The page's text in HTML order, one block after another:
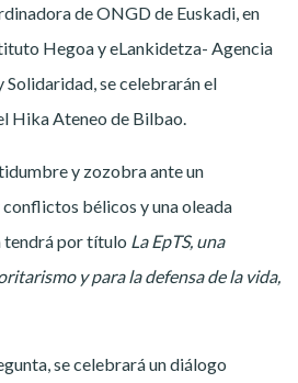
de ONGD de Euskadi, en
Hegoa y eLankidetza- Agencia
Solidaridad, se celebrarán el
Hika Ateneo de Bilbao.
y zozobra ante un
bélicos y una oleada
tendrá por título La EpTS, una
y para la defensa de la vida,
se celebrará un diálogo